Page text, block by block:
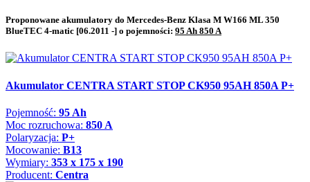
Proponowane akumulatory do Mercedes-Benz Klasa M W166 ML 350
BlueTEC 4-matic [06.2011 -] o pojemności: 95 Ah 850 A
Akumulator CENTRA START STOP CK950 95AH 850A P+
Pojemność: 95 Ah
Moc rozruchowa: 850 A
Polaryzacja: P+
Mocowanie: B13
Wymiary: 353 x 175 x 190
Producent: Centra